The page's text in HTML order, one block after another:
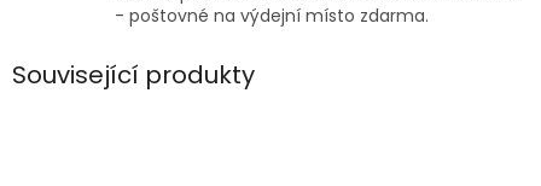
- poštovné na výdejní místo zdarma.
Související produkty